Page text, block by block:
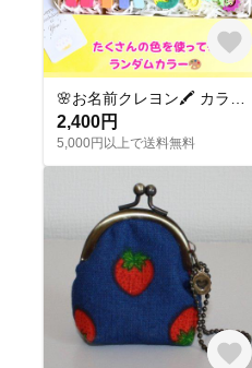
2,400円
5,000円以上で送料無料